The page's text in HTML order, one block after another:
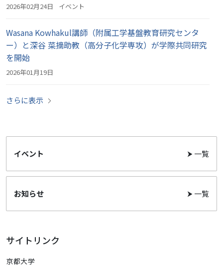
2026年02月24日 イベント
Wasana Kowhakul講師（附属工学基盤教育研究センタ
ー）と深谷 菜摘助教（高分子化学専攻）が学際共同研究
を開始
2026年01月19日
さらに表示
イベント ⮞ 一覧
お知らせ ⮞ 一覧
サイトリンク
京都大学